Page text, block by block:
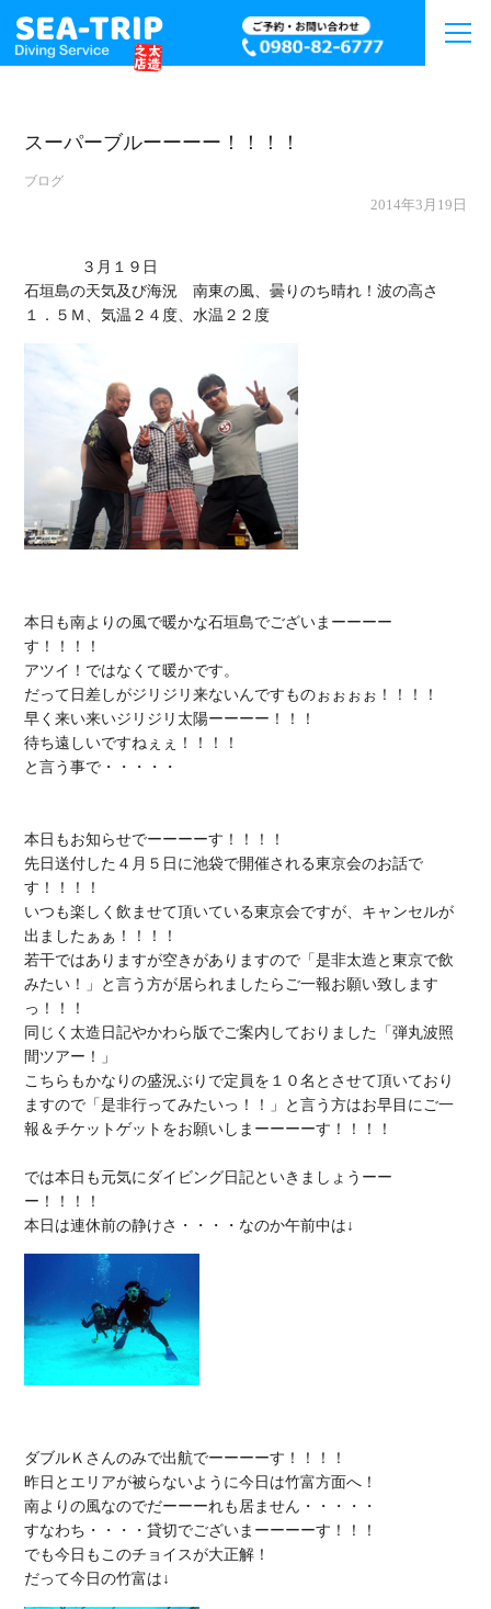
スーパーブルーーーー！！！！
ブログ
2014年3月19日
石垣島の天気及び海況　南東の風、曇りのち晴れ！波の高さ
本日も南よりの風で暖かな石垣島でございまーーーー
す！！！！
アツイ！ではなくて暖かです。
だって日差しがジリジリ来ないんですものぉぉぉぉ！！！！
早く来い来いジリジリ太陽ーーーー！！！
待ち遠しいですねぇぇ！！！！
と言う事で・・・・・
本日もお知らせでーーーーす！！！！
先日送付した４月５日に池袋で開催される東京会のお話で
す！！！！
いつも楽しく飲ませて頂いている東京会ですが、キャンセルが
出ましたぁぁ！！！！
若干ではありますが空きがありますので「是非太造と東京で飲
みたい！」と言う方が居られましたらご一報お願い致します
っ！！！
同じく太造日記やかわら版でご案内しておりました「弾丸波照
間ツアー！」
こちらもかなりの盛況ぶりで定員を１０名とさせて頂いており
ますので「是非行ってみたいっ！！」と言う方はお早目にご一
報＆チケットゲットをお願いしまーーーーす！！！！
では本日も元気にダイビング日記といきましょうーー
ー！！！！
ダブルＫさんのみで出航でーーーーす！！！！
昨日とエリアが被らないように今日は竹富方面へ！
南よりの風なのでだーーーれも居ません・・・・・
すなわち・・・・貸切でございまーーーーす！！！
でも今日もこのチョイスが大正解！